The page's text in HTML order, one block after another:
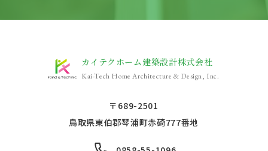
カイテクホーム建築設計株式会社
Kai-Tech Home Architecture & Design, Inc.
〒689-2501
鳥取県東伯郡琴浦町赤碕777番地